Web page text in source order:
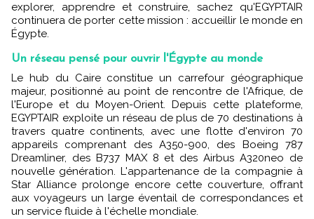
explorer, apprendre et construire, sachez qu'EGYPTAIR
continuera de porter cette mission : accueillir le monde en
Égypte.
Un réseau pensé pour ouvrir l'Égypte au monde
Le hub du Caire constitue un carrefour géographique
majeur, positionné au point de rencontre de l'Afrique, de
l'Europe et du Moyen-Orient. Depuis cette plateforme,
EGYPTAIR exploite un réseau de plus de 70 destinations à
travers quatre continents, avec une flotte d'environ 70
appareils comprenant des A350-900, des Boeing 787
Dreamliner, des B737 MAX 8 et des Airbus A320neo de
nouvelle génération. L'appartenance de la compagnie à
Star Alliance prolonge encore cette couverture, offrant
aux voyageurs un large éventail de correspondances et
un service fluide à l'échelle mondiale.